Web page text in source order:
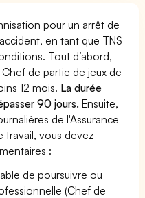
pour un arrêt de
en tant que TNS
Tout d’abord,
de partie de jeux de
12 mois. La durée
90 jours. Ensuite,
de l'Assurance
travail, vous devez
:
de poursuivre ou
(Chef de